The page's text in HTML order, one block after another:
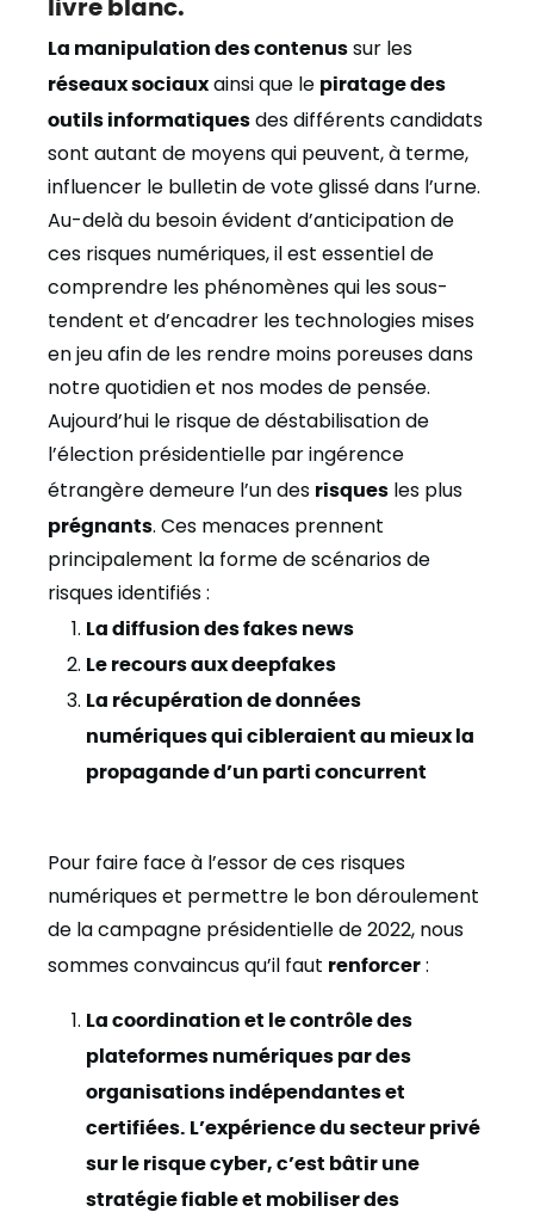
La manipulation des contenus sur les
réseaux sociaux ainsi que le piratage des
outils informatiques des différents candidats
sont autant de moyens qui peuvent, à terme,
influencer le bulletin de vote glissé dans l’urne.
Au-delà du besoin évident d’anticipation de
ces risques numériques, il est essentiel de
comprendre les phénomènes qui les sous-
tendent et d’encadrer les technologies mises
en jeu afin de les rendre moins poreuses dans
notre quotidien et nos modes de pensée.
Aujourd’hui le risque de déstabilisation de
l’élection présidentielle par ingérence
étrangère demeure l’un des risques les plus
prégnants. Ces menaces prennent
principalement la forme de scénarios de
risques identifiés :
La diffusion des fakes news
Le recours aux deepfakes
La récupération de données
numériques qui cibleraient au mieux la
propagande d’un parti concurrent
Pour faire face à l’essor de ces risques
numériques et permettre le bon déroulement
de la campagne présidentielle de 2022, nous
sommes convaincus qu’il faut renforcer :
La coordination et le contrôle des
plateformes numériques par des
organisations indépendantes et
certifiées. L’expérience du secteur privé
sur le risque cyber, c’est bâtir une
stratégie fiable et mobiliser des